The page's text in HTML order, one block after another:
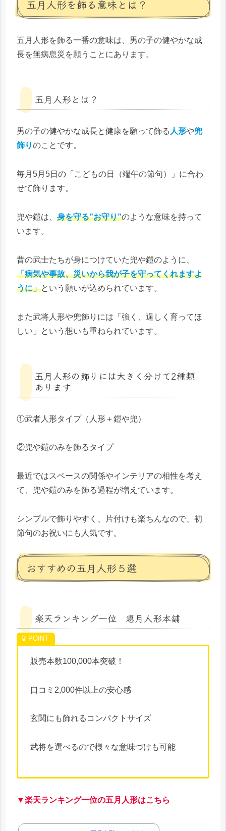
五月人形を飾る意味とは？
五月人形を飾る一番の意味は、男の子の健やかな成
長を無病息災を願うことにあります。
五月人形とは？
男の子の健やかな成長と健康を願って飾る 人形や兜
飾りのことです。
毎月5月5日の「こどもの日（端午の節句）」に合わ
せて飾ります。
兜や鎧は、 身を守る”お守り”のような意味を持って
います。
昔の武士たちが身につけていた兜や鎧のように、
「病気や事故、災いから我が子を守ってくれますよ
うに」という願いが込められています。
また武将人形や兜飾りには「強く、逞しく育ってほ
しい」という想いも重ねられています。
五月人形の飾りには大きく分けて2種類
あります
①武者人形タイプ（人形＋鎧や兜）
②兜や鎧のみを飾るタイプ
最近ではスペースの関係やインテリアの相性を考え
て、兜や鎧のみを飾る過程が増えています。
シンプルで飾りやすく、片付けも楽ちんなので、初
節句のお祝いにも人気です。
おすすめの五月人形５選
楽天ランキング一位 恵月人形本舗
販売本数100,000本突破！
口コミ2,000件以上の安心感
玄関にも飾れるコンパクトサイズ
武将を選べるので様々な意味づけも可能
▼楽天ランキング一位の五月人形はこちら